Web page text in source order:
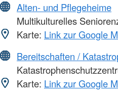
Alten- und Pflegeheime
Multikulturelles
Karte: Link zur Google
Bereitschaften /
Karte: Link zur Google